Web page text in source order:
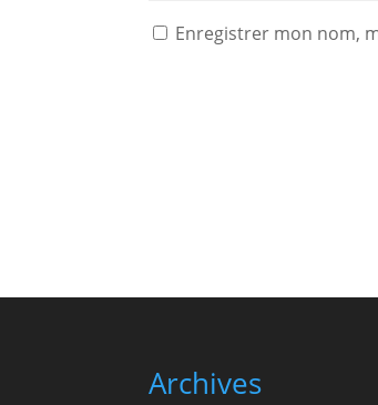
Enregistrer mon nom,
Archives